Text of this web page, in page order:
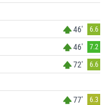
46' 6.6
46' 7.2
72' 6.6
77' 6.3